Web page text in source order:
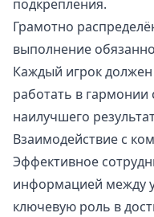
подкрепления.
Грамотно
выполнение
Каждый игрок
работать в
наилучшего
Взаимодействие с
Эффективное
информацией между
ключевую роль в